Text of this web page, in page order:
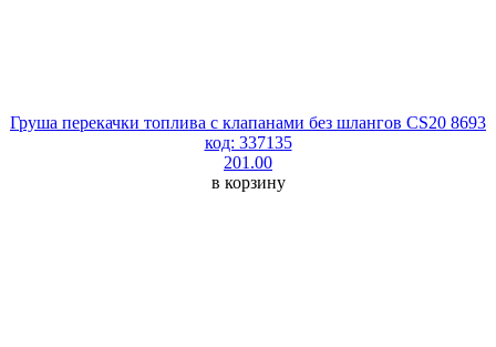
Груша перекачки топлива с клапанами без шлангов CS20 8693
код: 337135
201.00
в корзину